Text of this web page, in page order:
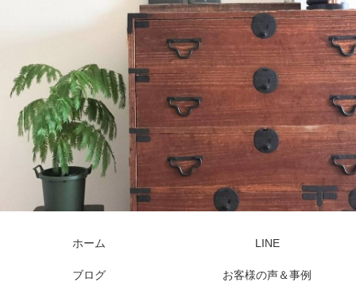
ホーム LINE
ブログ お客様の声＆事例